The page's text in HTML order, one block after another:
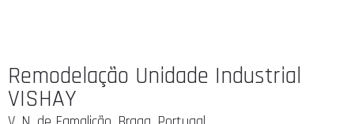
Remodelação Unidade Industrial
VISHAY